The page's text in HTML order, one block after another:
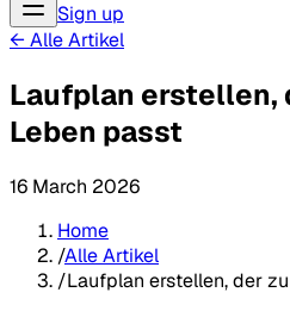
Sign up
← Alle Artikel
Laufplan erstellen,
Leben passt
16 March 2026
Home
/Alle Artikel
/Laufplan erstellen, der